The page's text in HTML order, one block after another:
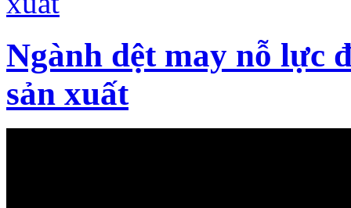
Ngành dệt may nỗ lực
sản xuất